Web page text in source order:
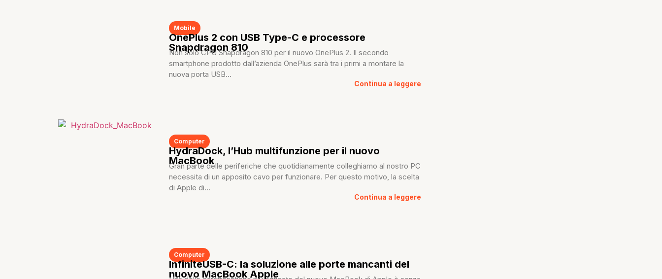
Mobile
OnePlus 2 con USB Type-C e processore
Snapdragon 810
Non solo CPU Snapdragon 810 per il nuovo OnePlus 2. Il secondo
smartphone prodotto dall’azienda OnePlus sarà tra i primi a montare la
nuova porta USB...
Continua a leggere
Computer
HydraDock, l’Hub multifunzione per il nuovo
MacBook
Gran parte delle periferiche che quotidianamente colleghiamo al nostro PC
necessita di un apposito cavo per funzionare. Per questo motivo, la scelta
di Apple di...
Continua a leggere
Computer
InfiniteUSB-C: la soluzione alle porte mancanti del
nuovo MacBook Apple